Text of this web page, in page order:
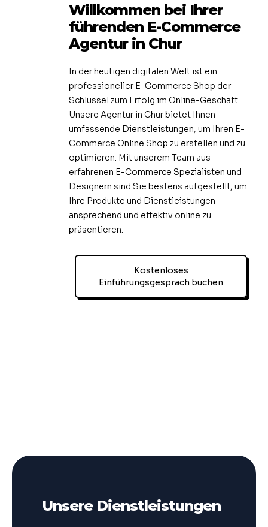
Willkommen bei Ihrer
führenden E-Commerce
Agentur in Chur
In der heutigen digitalen Welt ist ein
professioneller E-Commerce Shop der
Schlüssel zum Erfolg im Online-Geschäft.
Unsere Agentur in Chur bietet Ihnen
umfassende Dienstleistungen, um Ihren E-
Commerce Online Shop zu erstellen und zu
optimieren. Mit unserem Team aus
erfahrenen E-Commerce Spezialisten und
Designern sind Sie bestens aufgestellt, um
Ihre Produkte und Dienstleistungen
ansprechend und effektiv online zu
präsentieren.
Kostenloses
Einführungsgespräch buchen
Unsere Dienstleistungen